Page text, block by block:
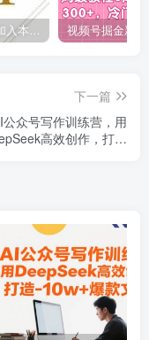
【限时特价】加入本站VIP会员，海量最新各大团队网赚内部教程全免费，每天持续更新！
下一篇
公众号写作训练营，用
高效创作，打造